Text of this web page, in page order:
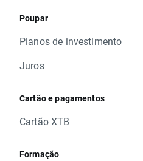
Poupar
Planos de investimento
Juros
Cartão e pagamentos
Cartão XTB
Formação